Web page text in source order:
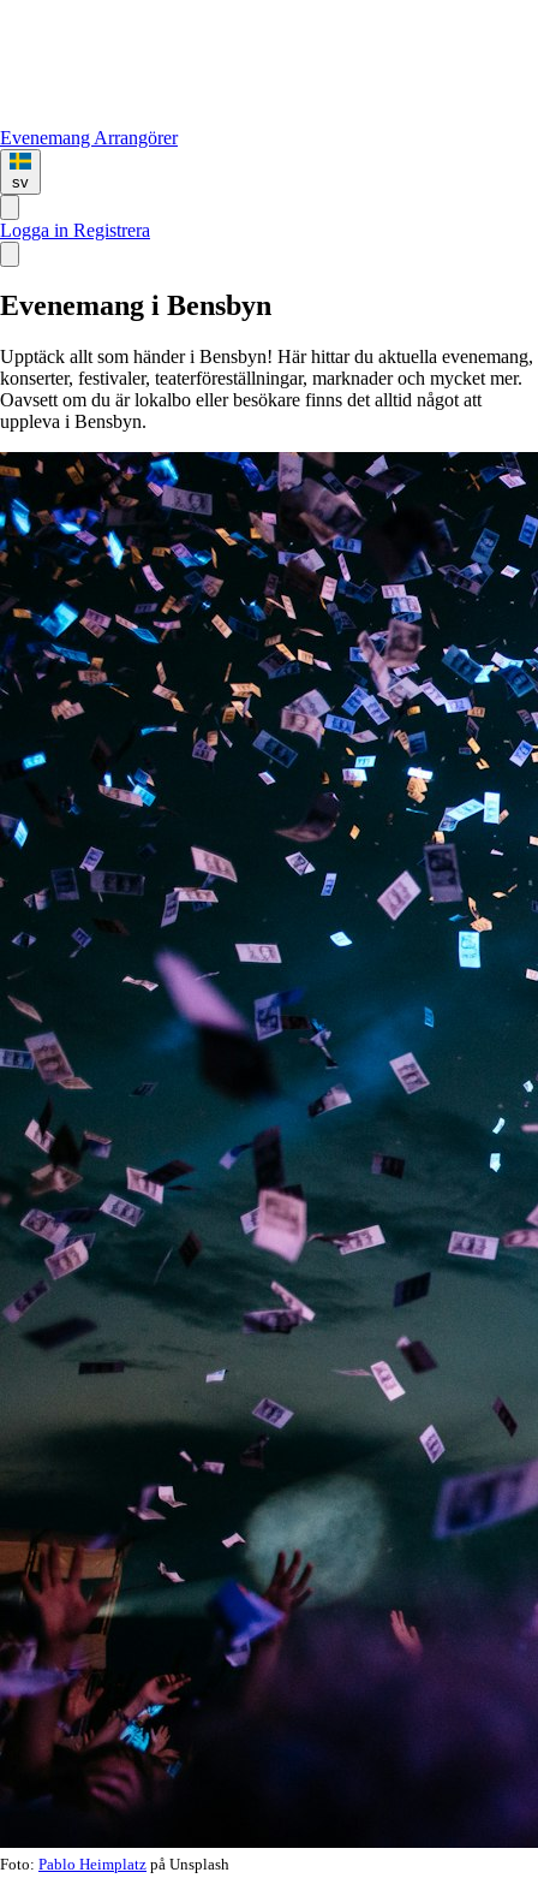
Evenemang Arrangörer
sv
Logga in Registrera
Evenemang i Bensbyn
Upptäck allt som händer i Bensbyn! Här hittar du aktuella evenemang,
konserter, festivaler, teaterföreställningar, marknader och mycket mer.
Oavsett om du är lokalbo eller besökare finns det alltid något att
uppleva i Bensbyn.
Foto: Pablo Heimplatz på Unsplash